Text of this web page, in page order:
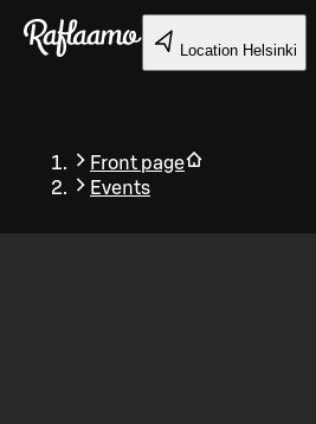
Skip to main content
Location Helsinki
Front page
Events
Back